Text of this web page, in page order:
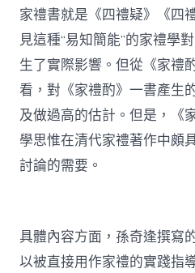
家禮書就是《四禮疑》《四
見這種“易知簡能”的家禮學
生了實際影響。但從《家禮
看，對《家禮酌》一書產生
及做過高的估計。但是，《
學思惟在清代家禮著作中頗
討論的需要。
具體內容方面，孫奇逢撰寫
以被直接用作家禮的實踐指